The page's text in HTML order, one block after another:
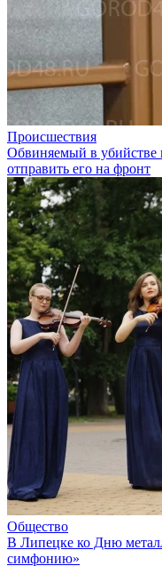
Происшествия
Обвиняемый в убийстве
отправить его на фронт
Общество
В Липецке ко Дню
симфонию»